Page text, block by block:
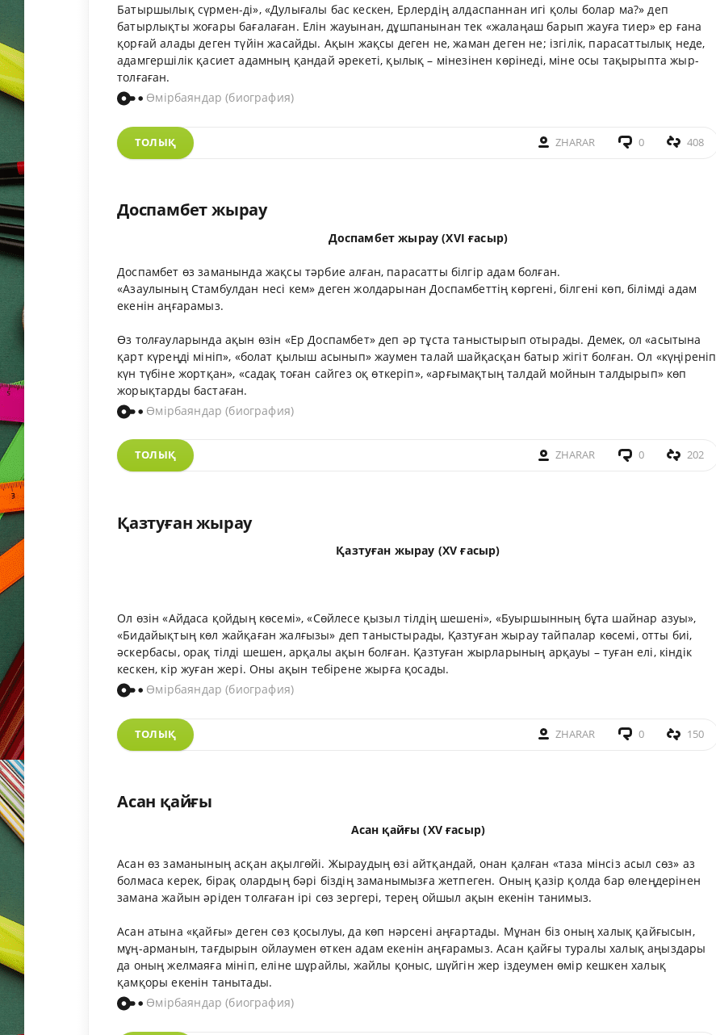
Батыршылық сүрмен-ді», «Дулығалы бас кескен, Ерлердің алдаспаннан игі қолы болар ма?» деп
батырлықты жоғары бағалаған. Елін жауынан, дұшпанынан тек «жалаңаш барып жауға тиер» ер ғана
қорғай алады деген түйін жасайды. Ақын жақсы деген не, жаман деген не; ізгілік, парасаттылық неде,
адамгершілік қасиет адамның қандай әрекеті, қылық – мінезінен көрінеді, міне осы тақырыпта жыр-
толғаған.
Өмірбаяндар (биография)
ТОЛЫҚ ZHARAR 0 408
Доспамбет жырау
Доспамбет жырау (XVI ғасыр)
Доспамбет өз заманында жақсы тәрбие алған, парасатты білгір адам болған.
«Азаулының Стамбулдан несі кем» деген жолдарынан Доспамбеттің көргені, білгені көп, білімді адам
екенін аңғарамыз.
Өз толғауларында ақын өзін «Ер Доспамбет» деп әр тұста таныстырып отырады. Демек, ол «асытына
қарт күреңді мініп», «болат қылыш асынып» жаумен талай шайқасқан батыр жігіт болған. Ол «күңіреніп
күн түбіне жортқан», «садақ тоған сайгез оқ өткеріп», «арғымақтың талдай мойнын талдырып» көп
жорықтарды бастаған.
Өмірбаяндар (биография)
ТОЛЫҚ ZHARAR 0 202
Қазтуған жырау
Қазтуған жырау (XV ғасыр)
Ол өзін «Айдаса қойдың көсемі», «Сөйлесе қызыл тілдің шешені», «Буыршынның бұта шайнар азуы»,
«Бидайықтың көл жайқаған жалғызы» деп таныстырады, Қазтуған жырау тайпалар көсемі, отты биі,
әскербасы, орақ тілді шешен, арқалы ақын болған. Қазтуған жырларының арқауы – туған елі, кіндік
кескен, кір жуған жері. Оны ақын тебірене жырға қосады.
Өмірбаяндар (биография)
ТОЛЫҚ ZHARAR 0 150
Асан қайғы
Асан қайғы (XV ғасыр)
Асан өз заманының асқан ақылгөйі. Жыраудың өзі айтқандай, онан қалған «таза мінсіз асыл сөз» аз
болмаса керек, бірақ олардың бәрі біздің заманымызға жетпеген. Оның қазір қолда бар өлеңдерінен
замана жайын әріден толғаған ірі сөз зергері, терең ойшыл ақын екенін танимыз.
Асан атына «қайғы» деген сөз қосылуы, да көп нәрсені аңғартады. Мұнан біз оның халық қайғысын,
мұң-арманын, тағдырын ойлаумен өткен адам екенін аңғарамыз. Асан қайғы туралы халық аңыздары
да оның желмаяға мініп, еліне шұрайлы, жайлы қоныс, шүйгін жер іздеумен өмір кешкен халық
қамқоры екенін танытады.
Өмірбаяндар (биография)